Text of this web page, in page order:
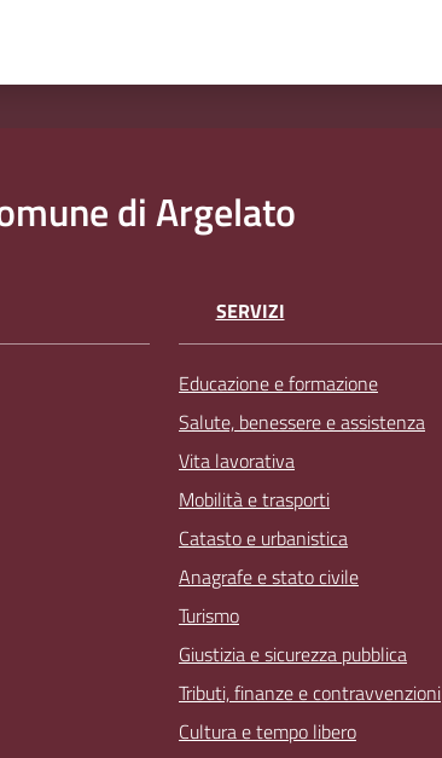
di Argelato
SERVIZI
Educazione e formazione
Salute, benessere e assistenza
Vita lavorativa
Mobilità e trasporti
Catasto e urbanistica
Anagrafe e stato civile
Turismo
Giustizia e sicurezza pubblica
Tributi, finanze e contravvenzioni
Cultura e tempo libero